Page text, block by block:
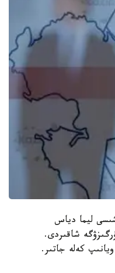
ليما دياس
شاقىردى.
كەلە جاتىر.